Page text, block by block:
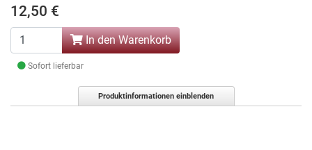
12,50 €
In den Warenkorb
Sofort lieferbar
Produktinformationen einblenden